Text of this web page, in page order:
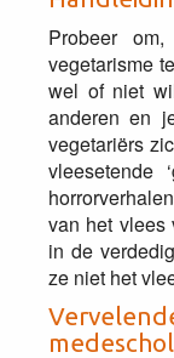
Probeer
vegetarisme
wel of niet
anderen en
vegetariërs
vleesetende
van het vlees
in de
ze niet het